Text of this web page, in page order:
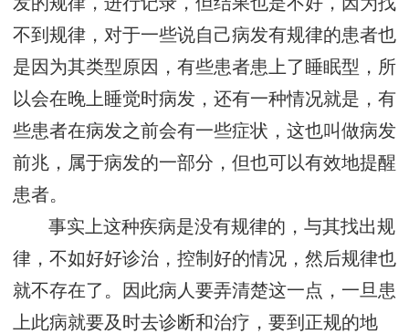
不到规律，对于一些说自己病发有规律的患者也
是因为其类型原因，有些患者患上了睡眠型，所
以会在晚上睡觉时病发，还有一种情况就是，有
些患者在病发之前会有一些症状，这也叫做病发
前兆，属于病发的一部分，但也可以有效地提醒
患者。
事实上这种疾病是没有规律的，与其找出规
律，不如好好诊治，控制好的情况，然后规律也
就不存在了。因此病人要弄清楚这一点，一旦患
上此病就要及时去诊断和治疗，要到正规的地